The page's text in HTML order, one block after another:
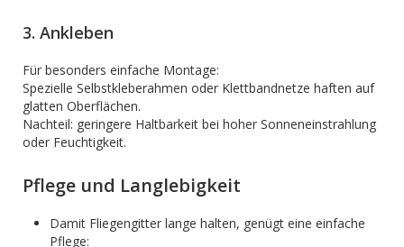
3. Ankleben
Für besonders einfache Montage:
Spezielle Selbstkleberahmen oder Klettbandnetze haften auf
glatten Oberflächen.
Nachteil: geringere Haltbarkeit bei hoher Sonneneinstrahlung
oder Feuchtigkeit.
Pflege und Langlebigkeit
Damit Fliegengitter lange halten, genügt eine einfache
Pflege: